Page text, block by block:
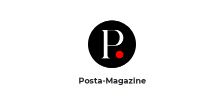
Posta-Magazine